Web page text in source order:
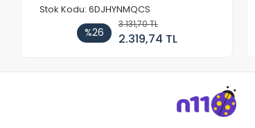
Stok Kodu: 6DJHYNMQCS
%26
3.131,70 TL
2.319,74 TL